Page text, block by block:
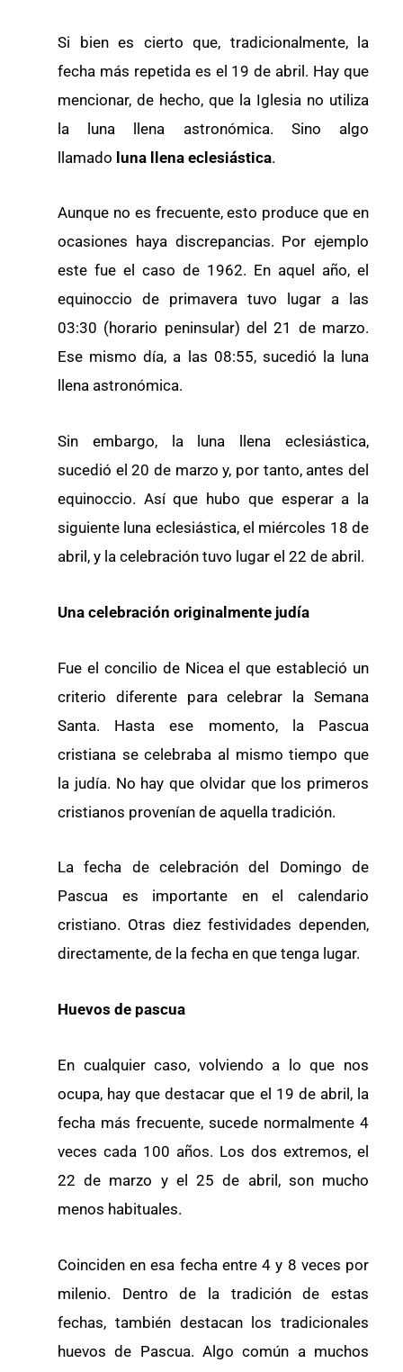
Si bien es cierto que, tradicionalmente, la
fecha más repetida es el 19 de abril. Hay que
mencionar, de hecho, que la Iglesia no utiliza
la luna llena astronómica. Sino algo
llamado luna llena eclesiástica.
Aunque no es frecuente, esto produce que en
ocasiones haya discrepancias. Por ejemplo
este fue el caso de 1962. En aquel año, el
equinoccio de primavera tuvo lugar a las
03:30 (horario peninsular) del 21 de marzo.
Ese mismo día, a las 08:55, sucedió la luna
llena astronómica.
Sin embargo, la luna llena eclesiástica,
sucedió el 20 de marzo y, por tanto, antes del
equinoccio. Así que hubo que esperar a la
siguiente luna eclesiástica, el miércoles 18 de
abril, y la celebración tuvo lugar el 22 de abril.
Una celebración originalmente judía
Fue el concilio de Nicea el que estableció un
criterio diferente para celebrar la Semana
Santa. Hasta ese momento, la Pascua
cristiana se celebraba al mismo tiempo que
la judía. No hay que olvidar que los primeros
cristianos provenían de aquella tradición.
La fecha de celebración del Domingo de
Pascua es importante en el calendario
cristiano. Otras diez festividades dependen,
directamente, de la fecha en que tenga lugar.
Huevos de pascua
En cualquier caso, volviendo a lo que nos
ocupa, hay que destacar que el 19 de abril, la
fecha más frecuente, sucede normalmente 4
veces cada 100 años. Los dos extremos, el
22 de marzo y el 25 de abril, son mucho
menos habituales.
Coinciden en esa fecha entre 4 y 8 veces por
milenio. Dentro de la tradición de estas
fechas, también destacan los tradicionales
huevos de Pascua. Algo común a muchos